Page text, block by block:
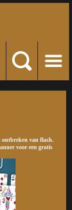
ontbreken van flash.
voor een gratis